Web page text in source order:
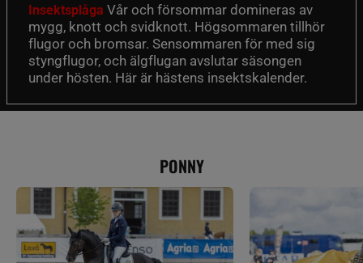
Insektsplåga Vår och försommar domineras av
mygg, knott och svidknott. Högsommaren tillhör
flugor och bromsar. Sensommaren för med sig
styngflugor, och älgflugan avslutar säsongen
under hösten. Här är hästens insektskalender.
PONNY